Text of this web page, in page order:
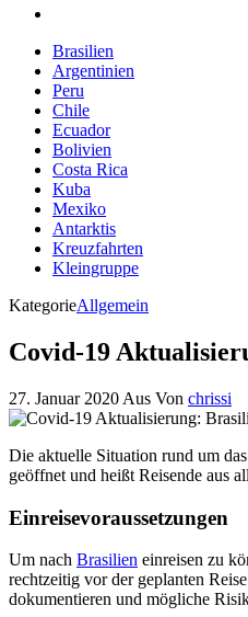
Brasilien
Argentinien
Peru
Chile
Ecuador
Bolivien
Costa Rica
Kuba
Mexiko
Antarktis
Kreuzfahrten
Kleingruppe
KategorieAllgemein
Covid-19
27. Januar 2020 Aus Von chrissi
Die aktuelle Situation rund um
geöffnet und heißt Reisende aus
Einreisevoraussetzungen
Um nach Brasilien einreisen zu
rechtzeitig vor der geplanten
dokumentieren und mögliche